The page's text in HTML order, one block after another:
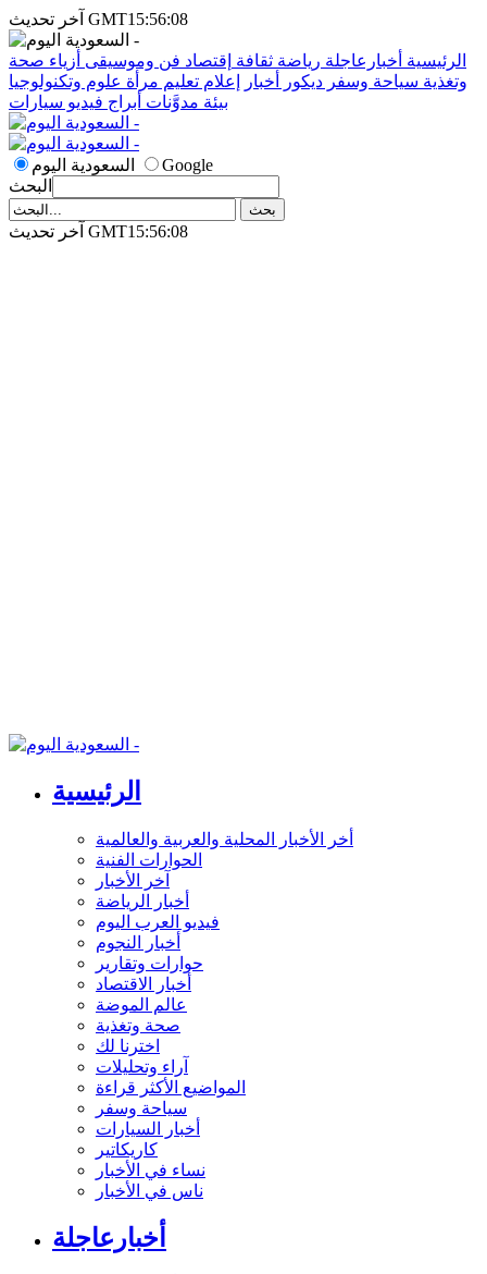
آخر تحديث GMT15:56:08
الرئيسية أخبارعاجلة رياضة ثقافة إقتصاد فن وموسيقى أزياء صحة
وتغذية سياحة وسفر ديكور أخبار إعلام تعليم مرأة علوم وتكنولوجيا
بيئة مدوَّنات أبراج فيديو سيارات
السعودية اليوم
Google
البحث
آخر تحديث GMT15:56:08
الرئيسية
أخر الأخبار المحلية والعربية والعالمية
الحوارات الفنية
آخر الأخبار
أخبار الرياضة
فيديو العرب اليوم
أخبار النجوم
حوارات وتقارير
أخبار الاقتصاد
عالم الموضة
صحة وتغذية
اخترنا لك
آراء وتحليلات
المواضيع الأكثر قراءة
سياحة وسفر
أخبار السيارات
كاريكاتير
نساء في الأخبار
ناس في الأخبار
أخبارعاجلة